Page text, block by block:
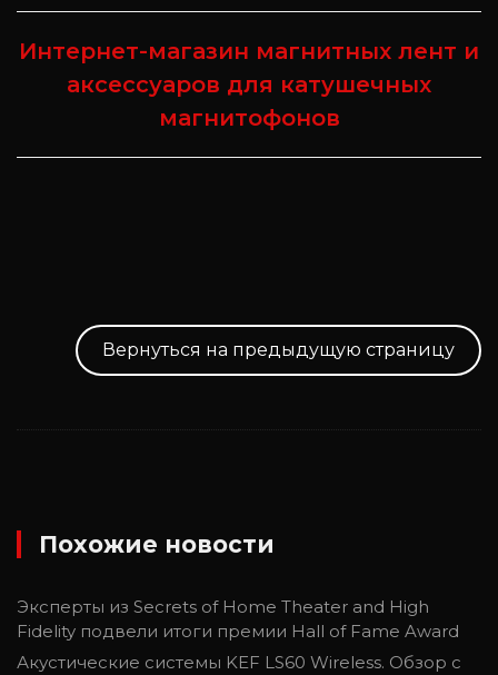
Интернет-магазин магнитных лент и
аксессуаров для катушечных
магнитофонов
Вернуться на предыдущую страницу
Похожие новости
Эксперты из Secrets of Home Theater and High
Fidelity подвели итоги премии Hall of Fame Award
Акустические системы KEF LS60 Wireless. Обзор с